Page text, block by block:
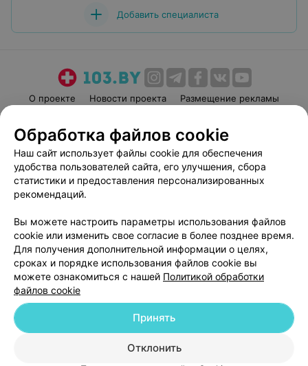
Добавить специалиста
О проекте Новости проекта
Размещение рекламы
Пользовательское соглашение
Способы оплаты
Вакансии
Партнеры
Написать руководителю 103.by
Обработка персональных данных
© 2026 ООО «Артокс Лаб», УНП 191700409
| 220012, Республика Беларусь,
г. Минск, улица Толбухина, 2, пом. 16 | help@103.by
Служба поддержки +375 291212755
Обработка файлов cookie
Наш сайт использует файлы cookie для обеспечения
удобства пользователей сайта, его улучшения, сбора
статистики и предоставления персонализированных
рекомендаций.
Вы можете настроить параметры использования файлов
cookie или изменить свое согласие в более позднее время.
Для получения дополнительной информации о целях,
сроках и порядке использования файлов cookie вы
можете ознакомиться с нашей Политикой обработки
файлов cookie
Отклонить
Принять